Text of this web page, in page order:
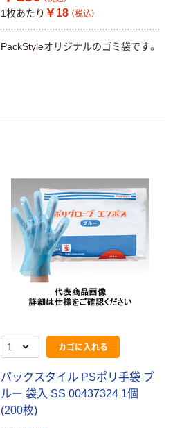
1枚あたり ￥18 （税込）
PackStyleオリジナルのゴミ袋です。
カゴに入れる
パックスタイル PSポリ手袋 ブ
ルー 袋入 SS 00437324 1個
(200枚)